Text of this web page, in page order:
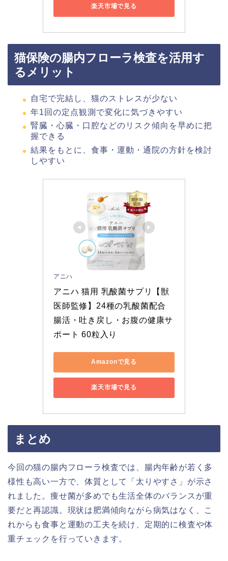
楽天市場で見る
猫保険の腸内フローラ検査を活用す
るメリット
自宅で完結し、猫のストレスが少ない
年1回の定点観測で変化に気づきやすい
腎臓・心臓・口腔などのリスク傾向を早めに把
握できる
結果をもとに、食事・運動・通院の方針を検討
しやすい
アニハ
アニハ 猫用 乳酸菌サプリ【獣
医師監修】24種の乳酸菌配合
腸活・吐き戻し・お腹の健康サ
ポート 60粒入り
Amazonで見る
楽天市場で見る
まとめ
今回の猫の腸内フローラ検査では、腸内年齢が若く多
様性も高い一方で、体質として「太りやすさ」が示さ
れました。痩せ菌が多めでも生活全体のバランスが重
要だと再認識。現状は肥満傾向ながら病気はなく、こ
れからも食事と運動の工夫を続け、定期的に検査や体
重チェックを行っていきます。